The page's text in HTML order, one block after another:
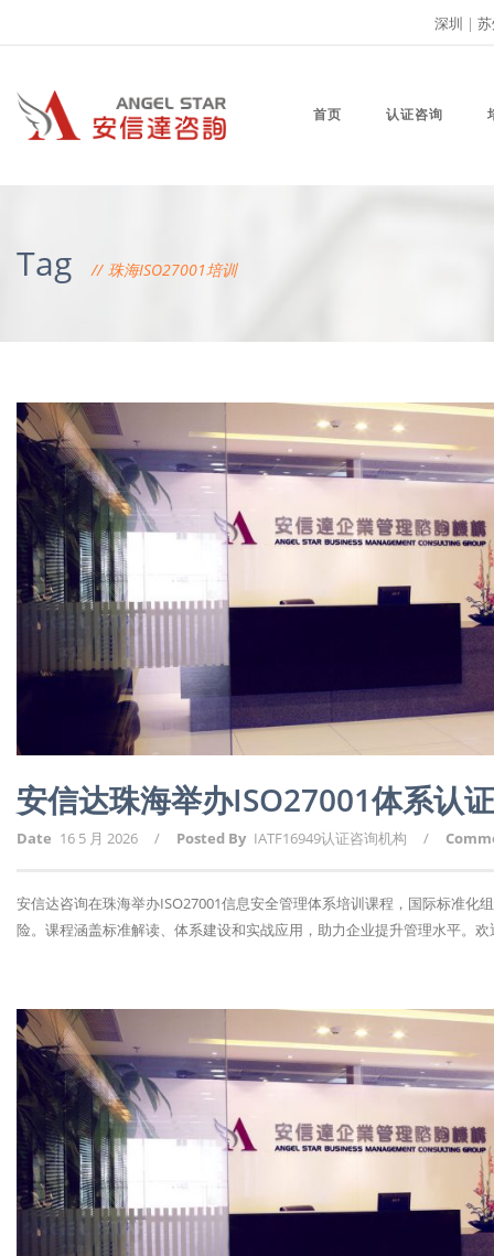
深圳 |
首页 认证咨询
Tag 珠海ISO27001培训
安信达珠海举办ISO27001体系认
Date 16 5 月 2026 / Posted By IATF16949认证咨询机构 /
安信达咨询在珠海举办ISO27001信息安全管理体系培训课程，国际标准
险。课程涵盖标准解读、体系建设和实战应用，助力企业提升管理水平。